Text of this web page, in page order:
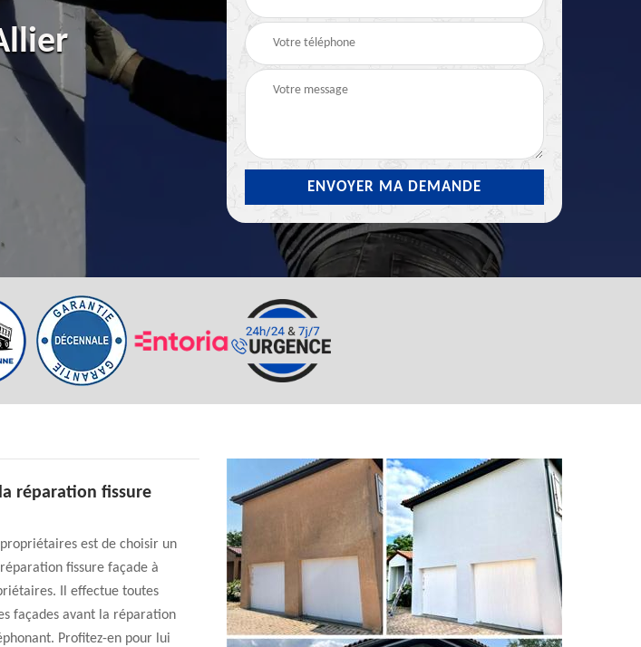
réparation fissure
est de choisir un
fissure façade à
Il effectue toutes
façades avant la réparation
Profitez-en pour lui